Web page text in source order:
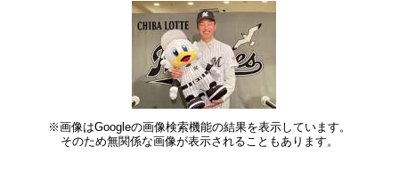
※画像はGoogleの画像検索機能の結果を表示しています。
そのため無関係な画像が表示されることもあります。